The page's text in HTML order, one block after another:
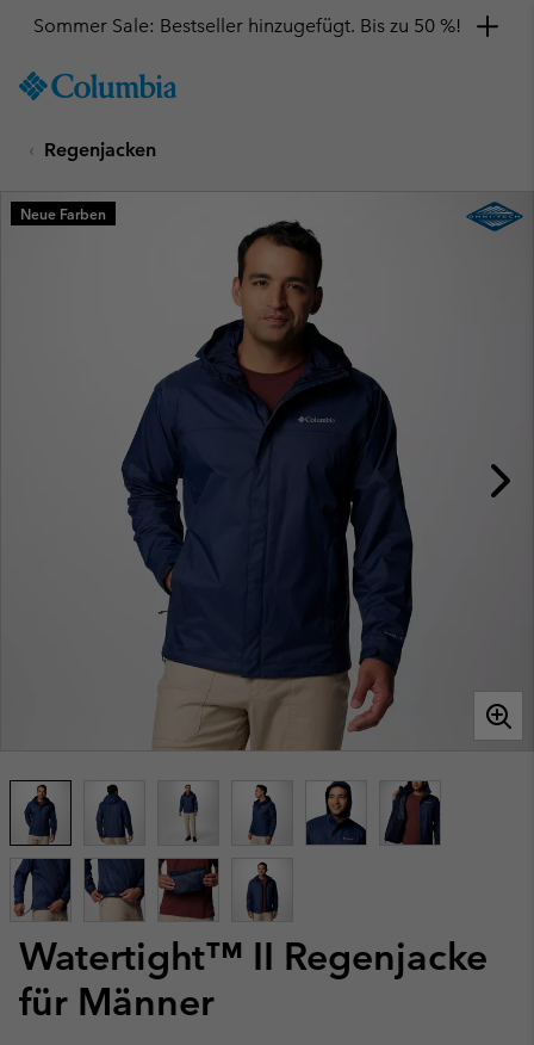
TO
SKIP
MAIN
NAV
Sommer Sale: Bestseller hinzugefügt. Bis zu 50 %!
Regenjacken
Watertight™ II Regenjacke
für Männer
Neue Farben